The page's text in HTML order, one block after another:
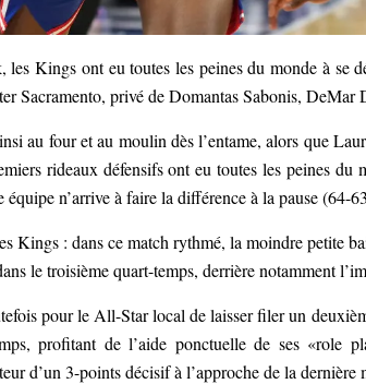
les Kings ont eu toutes les peines du monde à se
Sacramento, privé de Domantas Sabonis,
au four et au moulin dès l’entame, alors que
rideaux défensifs ont eu toutes les peines
équipe n’arrive à faire la différence à la pause (64-
Kings : dans ce match rythmé, la moindre petite
le troisième quart-temps, derrière notamment
pour le All-Star local de laisser filer un
profitant de l’aide ponctuelle de ses «role
d’un 3-points décisif à l’approche de la dernière